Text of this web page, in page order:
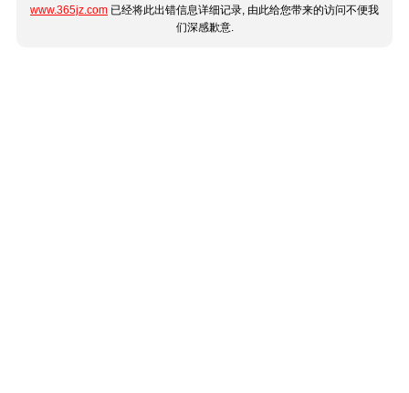
www.365jz.com 已经将此出错信息详细记录, 由此给您带来的访问不便我
们深感歉意.